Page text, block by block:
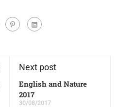
Next post
English and Nature
2017
30/08/2017